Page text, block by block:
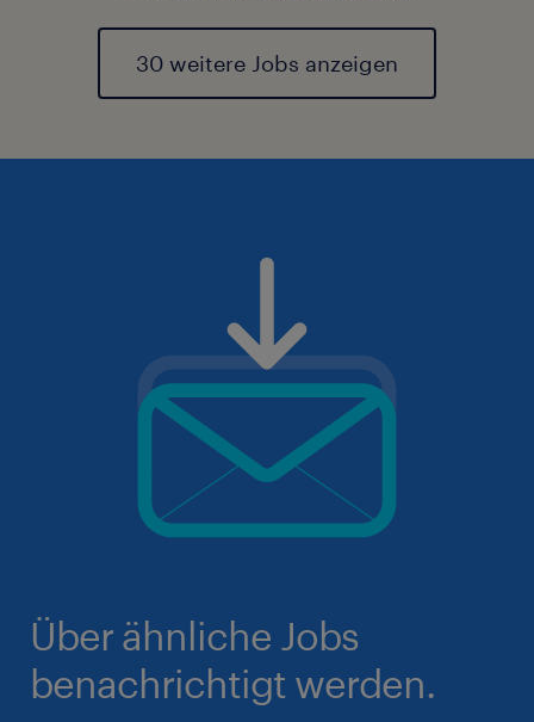
30 weitere Jobs anzeigen
Über ähnliche Jobs
benachrichtigt werden.